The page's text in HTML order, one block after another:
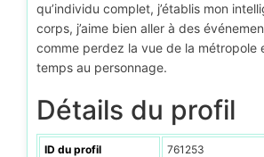
qu’individu complet, j’établis mon
corps, j’aime bien aller à des
comme perdez la vue de la métropole
temps au personnage.
Détails du profil
ID du profil 761253